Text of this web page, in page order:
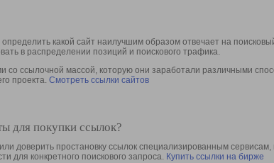
какой сайт наилучшим образом отвечает на
в раcпределении позиций и поискового трафика.
ссылочной массой, которую они заработали различными
проекта. Смотреть ссылки сайтов
для покупки ссылок?
доверить простановку ссылок специализированным
для конкретного поискового запроса. Купить ссылки на бирже